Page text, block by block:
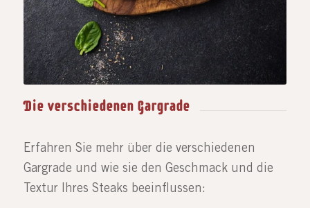
Die verschiedenen Gargrade
Erfahren Sie mehr über die verschiedenen
Gargrade und wie sie den Geschmack und die
Textur Ihres Steaks beeinflussen: